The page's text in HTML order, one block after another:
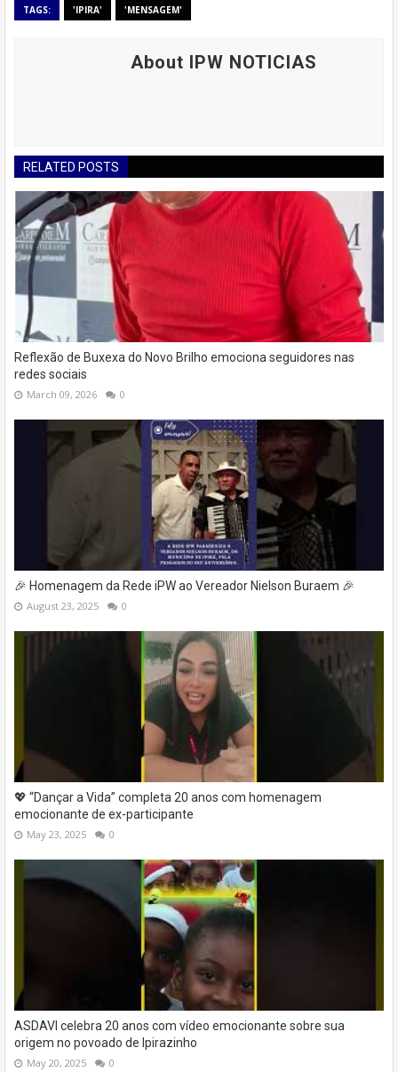
TAGS: 'IPIRA' 'MENSAGEM'
About IPW NOTICIAS
RELATED POSTS
Reflexão de Buxexa do Novo Brilho emociona seguidores nas
redes sociais
March 09, 2026 0
🎉 Homenagem da Rede iPW ao Vereador Nielson Buraem 🎉
August 23, 2025 0
💖 “Dançar a Vida” completa 20 anos com homenagem
emocionante de ex-participante
May 23, 2025 0
ASDAVI celebra 20 anos com vídeo emocionante sobre sua
origem no povoado de Ipirazinho
May 20, 2025 0